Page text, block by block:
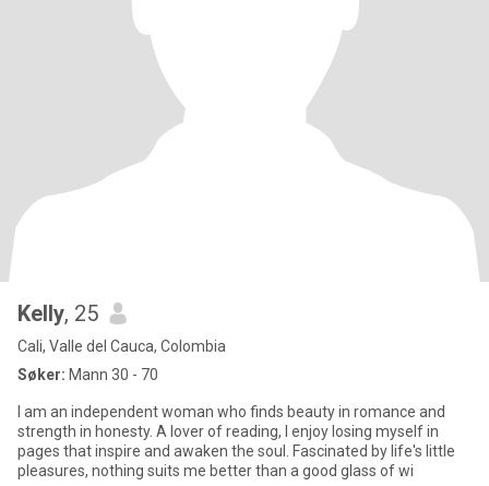
Kelly, 25
Cali, Valle del Cauca, Colombia
Søker: Mann 30 - 70
I am an independent woman who finds beauty in romance and
strength in honesty. A lover of reading, I enjoy losing myself in
pages that inspire and awaken the soul. Fascinated by life's little
pleasures, nothing suits me better than a good glass of wi